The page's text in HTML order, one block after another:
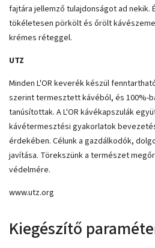
fajtára jellemző tulajdonságot ad nekik.
tökéletesen pörkölt és őrölt
krémes réteggel.
UTZ
Minden L'OR keverék készül
szerint termesztett kávéból, és 100%-
tanúsítottak. A L'OR kávékapszulák
kávétermesztési gyakorlatok
érdekében. Célunk a gazdálkodók,
javítása. Törekszünk a természet
védelmére.
www.utz.org
Kiegészítő